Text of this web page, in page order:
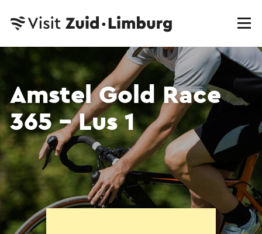
Amstel Gold Race
365 - Lus 1